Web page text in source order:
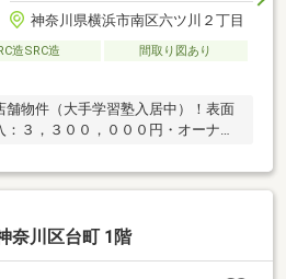
神奈川県横浜市南区六ツ川２丁目
造SRC造
間取り図あり
物件（大手学習塾入居中）！表面
３，３００，０００円・オーナー
奈川区台町 1階